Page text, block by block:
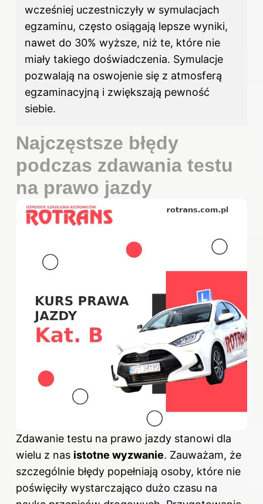
wcześniej uczestniczyły w symulacjach
egzaminu, często osiągają lepsze wyniki,
nawet do 30% wyższe, niż te, które nie
miały takiego doświadczenia. Symulacje
pozwalają na oswojenie się z atmosferą
egzaminacyjną i zwiększają pewność
siebie.
Najczęstsze błędy
podczas zdawania testu
na prawo jazdy
Zdawanie testu na prawo jazdy stanowi dla
wielu z nas istotne wyzwanie. Zauważam, że
szczególnie błędy popełniają osoby, które nie
poświęciły wystarczająco dużo czasu na